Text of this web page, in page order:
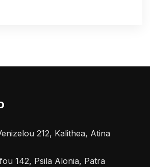
212, Kalithea, Atina
142, Psila Alonia, Patra